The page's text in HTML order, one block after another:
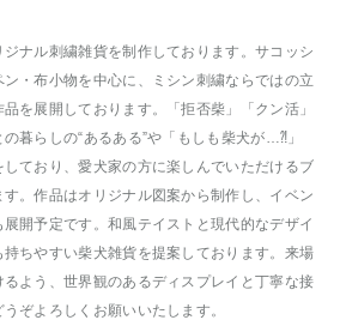
ナル刺繍雑貨を制作しております。サコッシ
・布小物を中心に、ミシン刺繍ならではの立
を展開しております。「拒否柴」「クン活」
の暮らしの“あるある”や「もしも柴犬が…⁈」
ており、愛犬家の方に楽しんでいただけるブ
。作品はオリジナル図案から制作し、イベン
展開予定です。和風テイストと現代的なデザイ
ちやすい柴犬雑貨を提案しております。来場
よう、世界観のあるディスプレイと丁寧な接
ぞよろしくお願いいたします。